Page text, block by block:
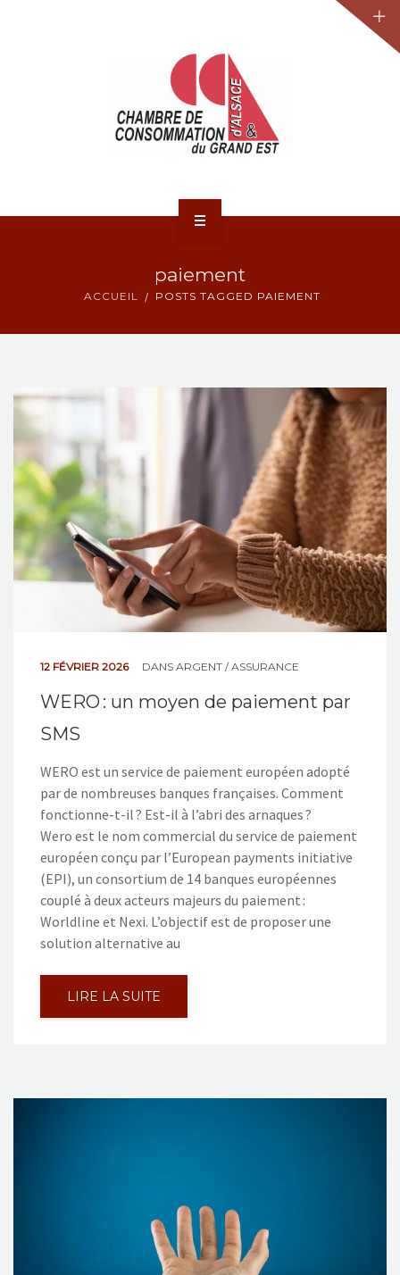
NOS ACTIONS
CONTACT
paiement
ACCUEIL POSTS TAGGED PAIEMENT
12 FÉVRIER 2026 DANS ARGENT / ASSURANCE
WERO : un moyen de paiement par
SMS
WERO est un service de paiement européen adopté
par de nombreuses banques françaises. Comment
fonctionne-t-il ? Est-il à l’abri des arnaques ?
Wero est le nom commercial du service de paiement
européen conçu par l’European payments initiative
(EPI), un consortium de 14 banques européennes
couplé à deux acteurs majeurs du paiement :
Worldline et Nexi. L’objectif est de proposer une
solution alternative au
LIRE LA SUITE